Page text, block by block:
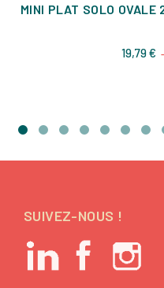
MINI PLAT SOLO OVALE
19,79 €
SUIVEZ-NOUS !